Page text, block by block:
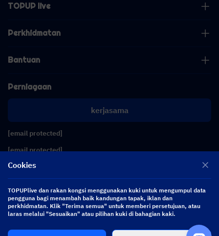
TOPUP live
Perkhidmatan
Bantuan
Perniagaan
kerjasama
[email protected]
[email protected]
Ikuti kami
Copyright 2026 SEA WHALE TECHNOLOGY PTE.LTD. All Rights Reserved.
Cookies
TOPUPlive dan rakan kongsi menggunakan kuki untuk mengumpul data
pengguna bagi menambah baik kandungan tapak, iklan dan
perkhidmatan. Klik "Terima semua" untuk memberi persetujuan, atau
laras melalui "Sesuaikan" atau pilihan kuki di bahagian kaki.